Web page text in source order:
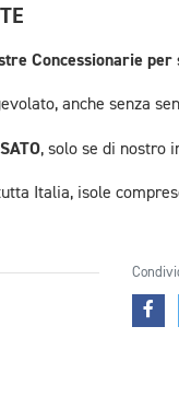
Concessionarie
anche senza
, solo se di nostro
Italia, isole